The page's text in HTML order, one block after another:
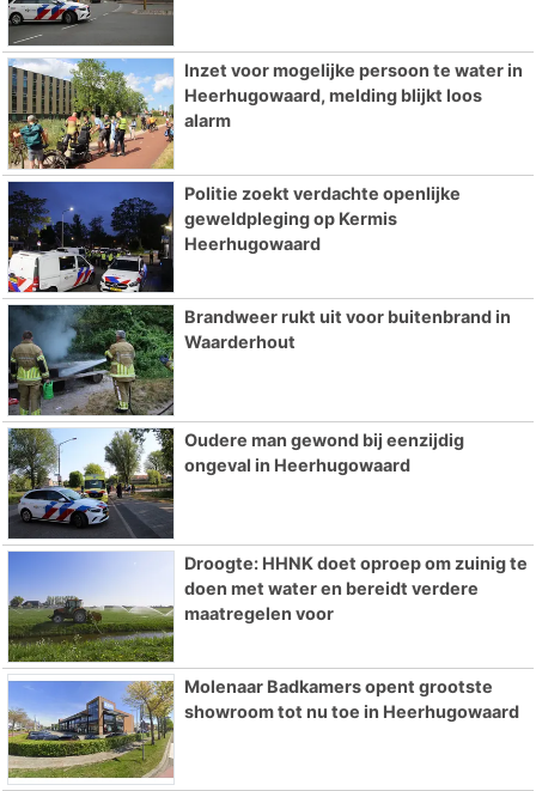
Inzet voor mogelijke persoon te water in
Heerhugowaard, melding blijkt loos
alarm
Politie zoekt verdachte openlijke
geweldpleging op Kermis
Heerhugowaard
Brandweer rukt uit voor buitenbrand in
Waarderhout
Oudere man gewond bij eenzijdig
ongeval in Heerhugowaard
Droogte: HHNK doet oproep om zuinig te
doen met water en bereidt verdere
maatregelen voor
Molenaar Badkamers opent grootste
showroom tot nu toe in Heerhugowaard